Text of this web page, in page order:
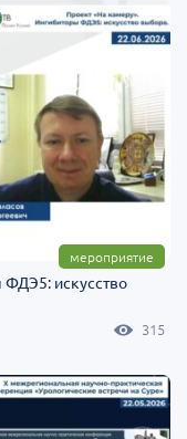
мероприятие
ФДЭ5: искусство
315